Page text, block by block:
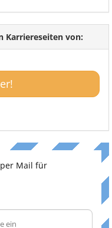
Karriereseiten von:
Mail für